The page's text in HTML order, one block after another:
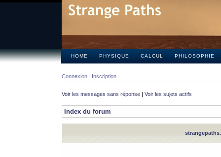
HOME PHYSIQUE CALCUL PHILOSOPHIE
Connexion Inscription
Voir les messages sans réponse | Voir les sujets actifs
Index du forum